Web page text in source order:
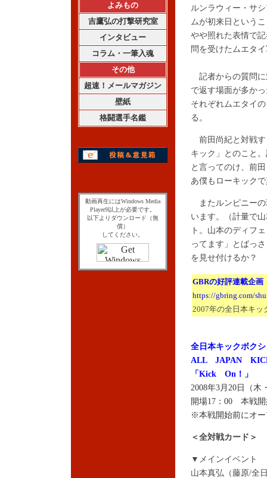
よみもの
吉鷹弘の打撃研究室
インタビュー
コラム・一筆入魂
その他
超速！メールマガジン
壁紙
格闘選手名鑑
動画再生にはWindows Media
Player9以上が必要です。
以下よりダウンロード（無
償）
してください。
ルンラウィー・サ
ムが初来日という
やや照れた表情で
問を受けたムエタ
記者からの質問に
で返す場面が多か
それぞれムエタイ
る。
前田尚紀と対戦す
キック」とのこと
と言ってのけ、前
あ僕もローキック
またルンピニーの
います。（計量で
ト。山本のディフ
ってます」とばっ
を見せ付けるか？
GBRの好評連載企画
https://gbring.com/
2007年の全日本キッ
全日本キックボク
ALL JAPAN
「Kick On！」
2008年3月20日（木
開場17：00 本戦開
※本戦開始前にオ
＜全対戦カード＞
▼メインイベント
山本真弘（藤原/全